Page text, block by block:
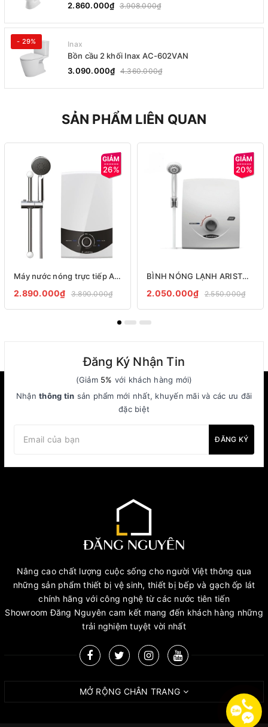
2.860.000₫ 3.908.000₫
- 29% Inax
Bồn cầu 2 khối Inax AC-602VAN
3.090.000₫ 4.360.000₫
SẢN PHẨM LIÊN QUAN
26%
Máy nước nóng trực tiếp ARISTON Aures Smart Rain SMC45E-SBS (Không bơm)
2.890.000₫ 3.890.000₫
20%
BÌNH NÓNG LẠNH ARISTON SB35E-VN
2.050.000₫ 2.550.000₫
Đăng Ký Nhận Tin
(Giảm 5% với khách hàng mới)
Nhận thông tin sản phẩm mới nhất, khuyến mãi và các ưu đãi
đặc biệt
ĐĂNG KÝ
Nâng cao chất lượng cuộc sống cho người Việt thông qua
những sản phẩm thiết bị vệ sinh, thiết bị bếp và gạch ốp lát
chính hãng với công nghệ từ các nước tiên tiến
Showroom Đăng Nguyên cam kết mang đến khách hàng những
trải nghiệm tuyệt vời nhất
MỞ RỘNG CHÂN TRANG